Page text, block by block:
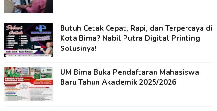
Butuh Cetak Cepat, Rapi, dan Terpercaya di
Kota Bima? Nabil Putra Digital Printing
Solusinya!
UM Bima Buka Pendaftaran Mahasiswa
Baru Tahun Akademik 2025/2026